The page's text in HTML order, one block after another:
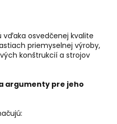
vďaka osvedčenej kvalite
priemyselnej výroby,
konštrukcií a strojov
argumenty pre jeho